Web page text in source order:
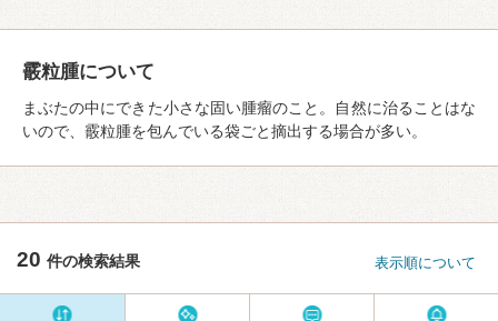
霰粒腫について
まぶたの中にできた小さな固い腫瘤のこと。自然に治ることはな
いので、霰粒腫を包んでいる袋ごと摘出する場合が多い。
20 件の検索結果 表示順について